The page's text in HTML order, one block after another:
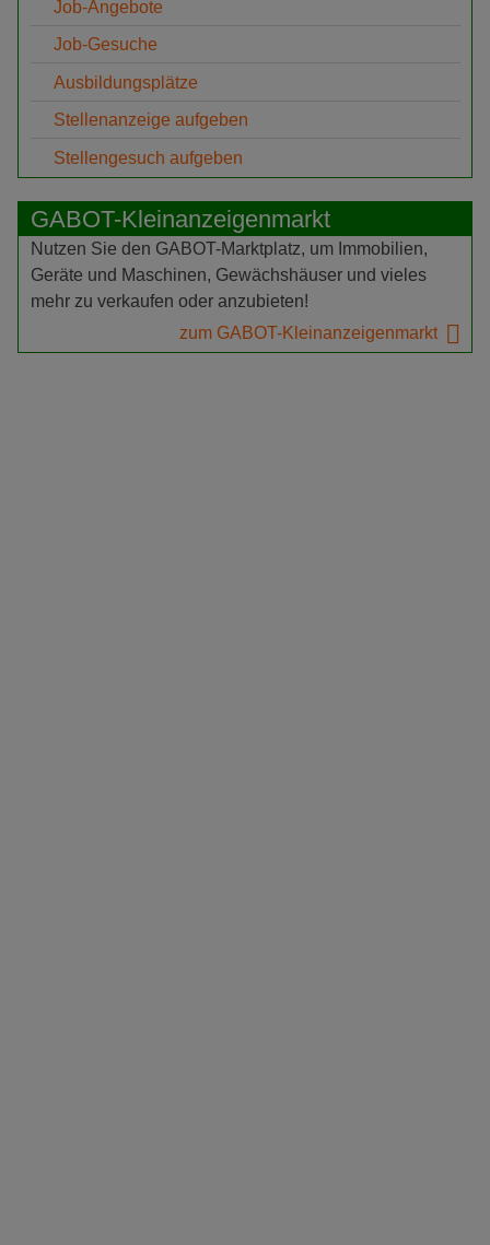
Job-Angebote
Job-Gesuche
Ausbildungsplätze
Stellenanzeige aufgeben
Stellengesuch aufgeben
GABOT-Kleinanzeigenmarkt
Nutzen Sie den GABOT-Marktplatz, um Immobilien,
Geräte und Maschinen, Gewächshäuser und vieles
mehr zu verkaufen oder anzubieten!
zum GABOT-Kleinanzeigenmarkt